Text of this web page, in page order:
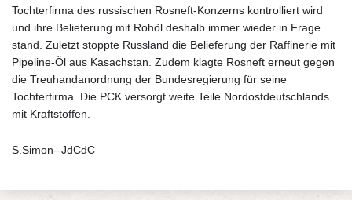
Tochterfirma des russischen Rosneft-Konzerns kontrolliert wird
und ihre Belieferung mit Rohöl deshalb immer wieder in Frage
stand. Zuletzt stoppte Russland die Belieferung der Raffinerie mit
Pipeline-Öl aus Kasachstan. Zudem klagte Rosneft erneut gegen
die Treuhandanordnung der Bundesregierung für seine
Tochterfirma. Die PCK versorgt weite Teile Nordostdeutschlands
mit Kraftstoffen.
S.Simon--JdCdC